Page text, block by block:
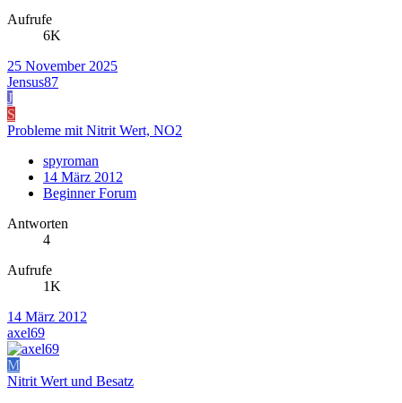
Aufrufe
6K
25 November 2025
Jensus87
J
S
Probleme mit Nitrit Wert, NO2
spyroman
14 März 2012
Beginner Forum
Antworten
4
Aufrufe
1K
14 März 2012
axel69
M
Nitrit Wert und Besatz